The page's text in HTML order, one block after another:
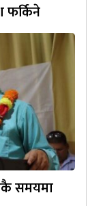
फर्किने
समयमा